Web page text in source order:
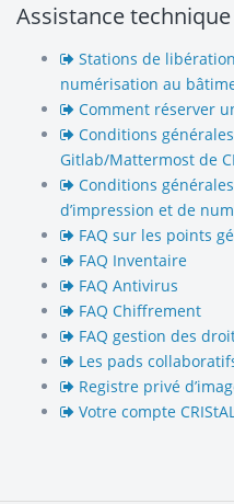
Assistance technique
Stations de
numérisation au
Comment réserver
Conditions
Gitlab/Mattermost de
Conditions
d’impression et de
FAQ sur les points
FAQ Inventaire
FAQ Antivirus
FAQ Chiffrement
FAQ gestion des
Les pads
Registre privé
Votre compte